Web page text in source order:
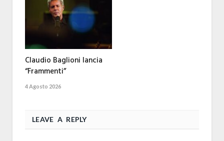
Claudio Baglioni lancia
“Frammenti”
4 Agosto 2026
LEAVE A REPLY